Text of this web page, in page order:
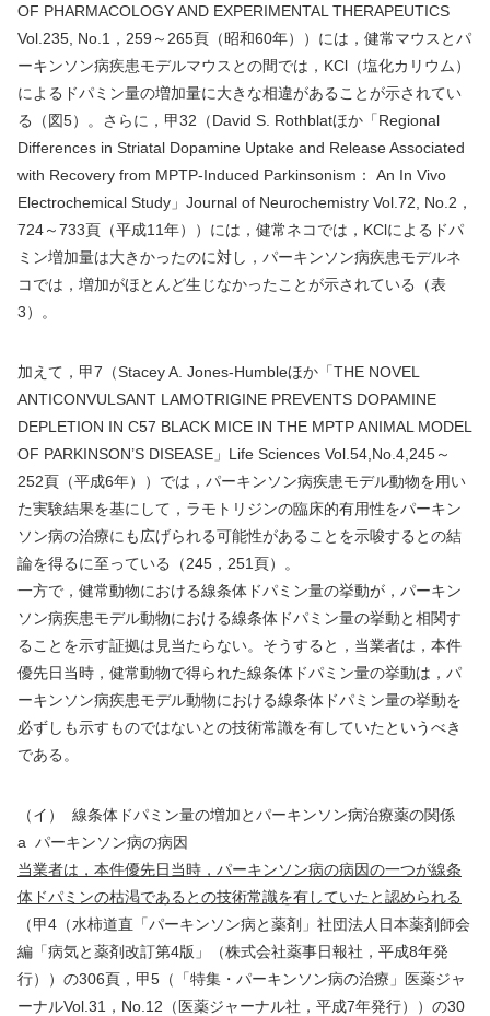
OF PHARMACOLOGY AND EXPERIMENTAL THERAPEUTICS
Vol.235, No.1 ， 259 ～ 265頁（昭和60年））には，健常マウスとパ
ーキンソン病疾患モデルマウスとの間では， KCl （塩化カリウム）
によるドパミン量の増加量に大きな相違があることが示されてい
る（図5）。さらに，甲32 （David S. Rothblatほか「Regional
Differences in Striatal Dopamine Uptake and Release Associated
with Recovery from MPTP-Induced Parkinsonism ：
An In Vivo
Electrochemical Study 」 Journal of Neurochemistry Vol.72, No.2 ，
724～733頁（平成11年））には，健常ネコでは， KClによるドパ
ミン増加量は大きかったのに対し，パーキンソン病疾患モデルネ
コでは，増加がほとんど生じなかったことが示されている（表
3）。
加えて，甲7 （Stacey A. Jones-Humbleほか「THE NOVEL
ANTICONVULSANT LAMOTRIGINE PREVENTS DOPAMINE
DEPLETION IN C57 BLACK MICE IN THE MPTP ANIMAL MODEL
OF PARKINSON’S DISEASE 」 Life Sciences Vol.54,No.4,245～
252頁（平成6年））では，パーキンソン病疾患モデル動物を用い
た実験結果を基にして，ラモトリジンの臨床的有用性をパーキン
ソン病の治療にも広げられる可能性があることを示唆するとの結
論を得るに至っている（245 ， 251頁）。
一方で，健常動物における線条体ドパミン量の挙動が，パーキン
ソン病疾患モデル動物における線条体ドパミン量の挙動と相関す
ることを示す証拠は見当たらない。そうすると，当業者は，本件
優先日当時，健常動物で得られた線条体ドパミン量の挙動は，パ
ーキンソン病疾患モデル動物における線条体ドパミン量の挙動を
必ずしも示すものではないとの技術常識を有していたというべき
である。
（イ）
線条体ドパミン量の増加とパーキンソン病治療薬の関係
a パーキンソン病の病因
当業者は，本件優先日当時，パーキンソン病の病因の一つが線条
体ドパミンの枯渇であるとの技術常識を有していたと認められる
（甲4 （水柿道直「パーキンソン病と薬剤」社団法人日本薬剤師会
編「病気と薬剤改訂第4版」（株式会社薬事日報社，平成8年発
行））の306頁，甲5 （「特集・パーキンソン病の治療」医薬ジャ
ーナルVol.31 ， No.12 （医薬ジャーナル社，平成7年発行））の30